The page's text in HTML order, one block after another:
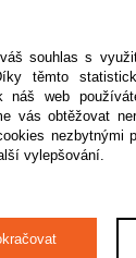
souhlas s
těmto
web
vás obtěžovat
nezbytnými
vylepšování.